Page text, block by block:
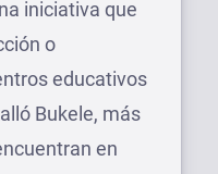
iniciativa que
o
educativos
Bukele, más
en